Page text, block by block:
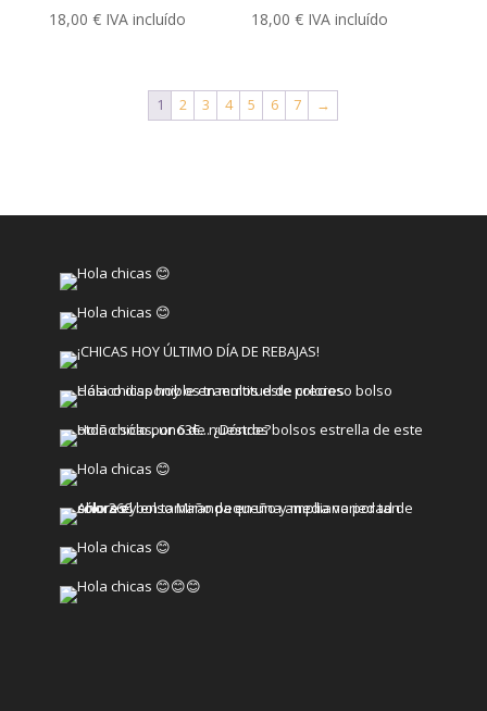
18,00 € IVA incluído
18,00€ IVA incluído
1 2 3 4 5 6 7 →